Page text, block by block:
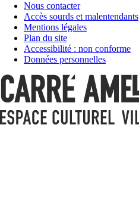
Nous contacter
Accès sourds et malentendants
Mentions légales
Plan du site
Accessibilité : non conforme
Données personnelles